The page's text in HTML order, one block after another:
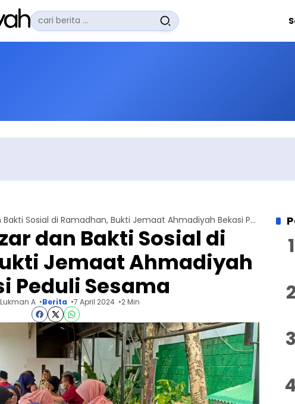
Pencarian
untuk:
Adakan Bazar dan Bakti Sosial di Ramadhan, Bukti Jemaat Ahmadiyah Bekasi Peduli Sesama
dan Bakti Sosial di
Jemaat Ahmadiyah
Peduli Sesama
A Berita 7 April 2024 2 Min